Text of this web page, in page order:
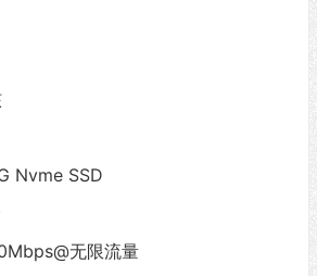
Nvme SSD
无限流量